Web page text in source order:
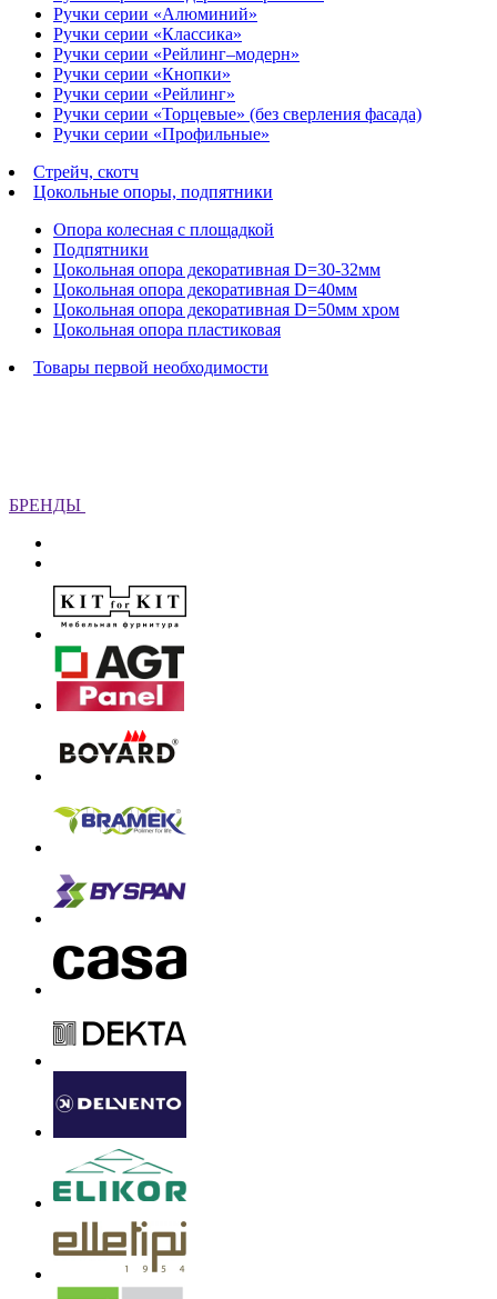
Ручки серии «Алюминий»
Ручки серии «Классика»
Ручки серии «Рейлинг–модерн»
Ручки серии «Кнопки»
Ручки серии «Рейлинг»
Ручки серии «Торцевые» (без сверления фасада)
Ручки серии «Профильные»
Стрейч, скотч
Цокольные опоры, подпятники
Опора колесная с площадкой
Подпятники
Цокольная опора декоративная D=30-32мм
Цокольная опора декоративная D=40мм
Цокольная опора декоративная D=50мм хром
Цокольная опора пластиковая
Товары первой необходимости
БРЕНДЫ